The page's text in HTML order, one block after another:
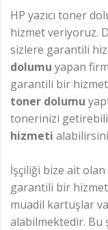
HP yazıcı toner
hizmet veriyoruz.
sizlere garantili
dolumu yapan
garantili bir hizmet
toner dolumu
tonerinizi
hizmeti
İşçiliği bize ait
garantili bir
muadil kartuşlar
alabilmektedir. Bu